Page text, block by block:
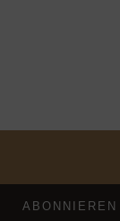
ABONNIEREN